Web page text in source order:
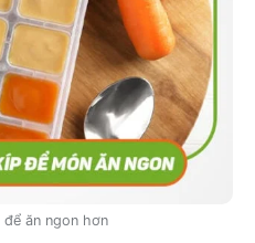
ăn ngon hơn